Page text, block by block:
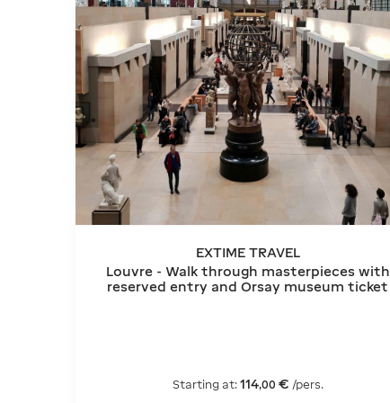
EXTIME TRAVEL
Louvre - Walk through masterpieces with
reserved entry and Orsay museum ticket
Starting at:114,00 € /pers.